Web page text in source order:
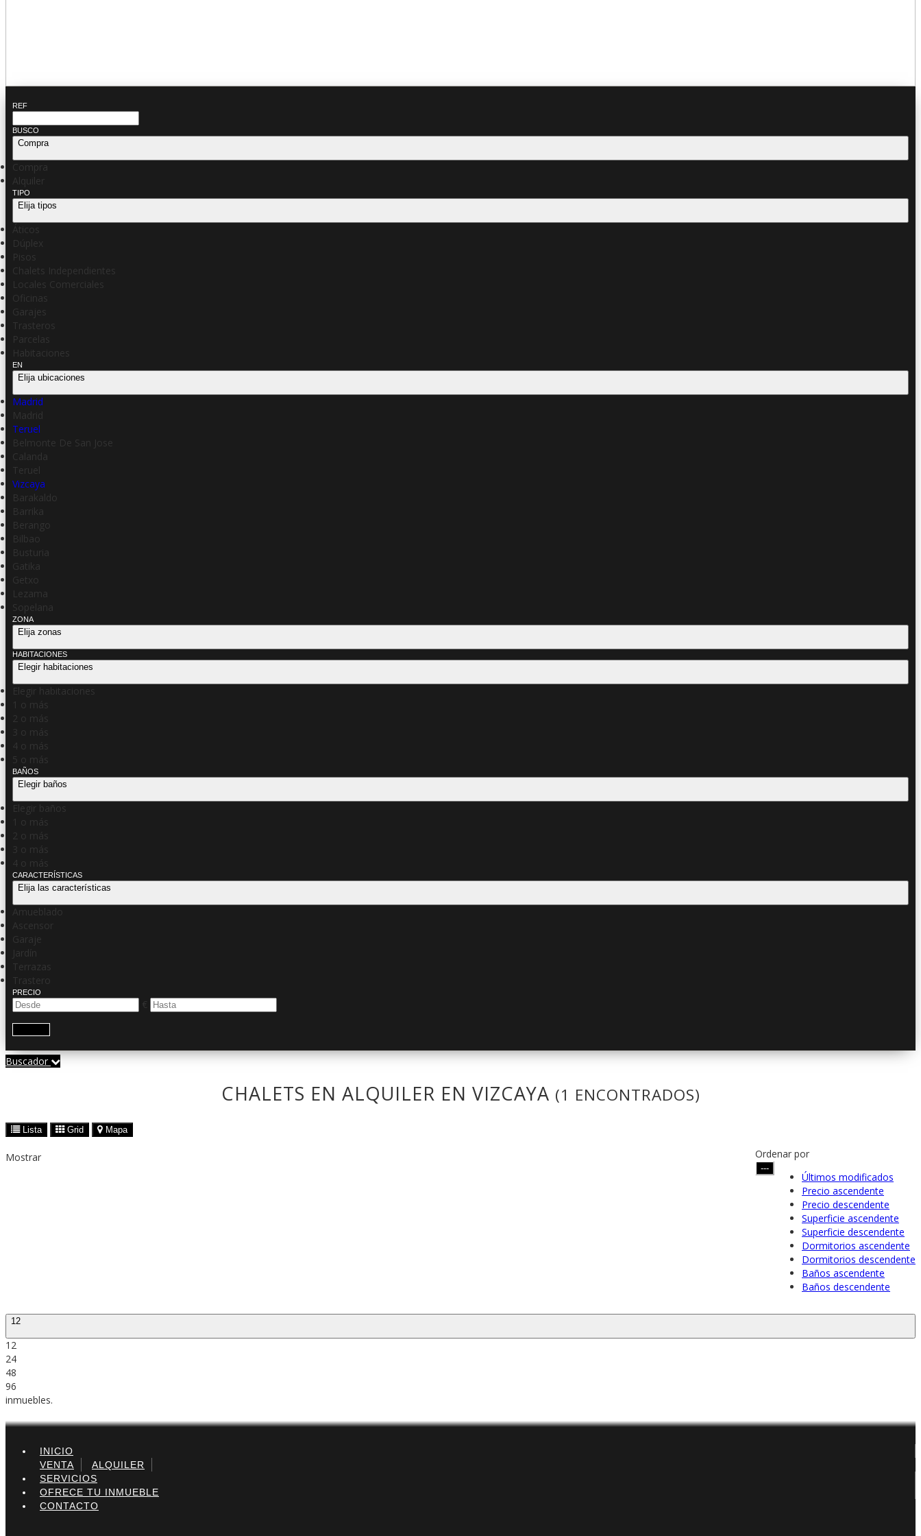
REF
BUSCO
Compra
Compra
Alquiler
TIPO
Elija tipos
Áticos
Dúplex
Pisos
Chalets Independientes
Locales Comerciales
Oficinas
Garajes
Trasteros
Parcelas
Habitaciones
EN
Elija ubicaciones
Madrid
Madrid
Teruel
Belmonte De San Jose
Calanda
Teruel
Vizcaya
Barakaldo
Barrika
Berango
Bilbao
Busturia
Gatika
Getxo
Lezama
Sopelana
ZONA
Elija zonas
HABITACIONES
Elegir habitaciones
Elegir habitaciones
1 o más
2 o más
3 o más
4 o más
5 o más
BAÑOS
Elegir baños
Elegir baños
1 o más
2 o más
3 o más
4 o más
CARACTERÍSTICAS
Elija las características
Amueblado
Ascensor
Garaje
Jardín
Terrazas
Trastero
PRECIO
€
Buscador
CHALETS EN ALQUILER EN VIZCAYA (1 ENCONTRADOS)
Lista Grid Mapa
Ordenar por
---
Últimos modificados
Precio ascendente
Precio descendente
Superficie ascendente
Superficie descendente
Dormitorios ascendente
Dormitorios descendente
Baños ascendente
Baños descendente
Mostrar
12
12
24
48
96
inmuebles.
INICIO
VENTA
ALQUILER
SERVICIOS
OFRECE TU INMUEBLE
CONTACTO